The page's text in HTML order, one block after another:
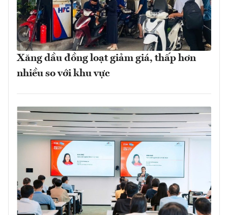
Xăng dầu đồng loạt giảm giá, thấp hơn
nhiều so với khu vực